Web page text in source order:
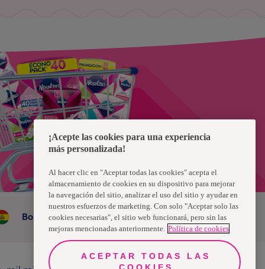
Bolivia
¡Acepte las cookies para una experiencia
más personalizada!
Al hacer clic en "Aceptar todas las cookies" acepta el
almacenamiento de cookies en su dispositivo para mejorar
la navegación del sitio, analizar el uso del sitio y ayudar en
nuestros esfuerzos de marketing. Con solo "Aceptar solo las
cookies necesarias", el sitio web funcionará, pero sin las
mejoras mencionadas anteriormente. Política de cookies
ACEPTAR TODAS LAS